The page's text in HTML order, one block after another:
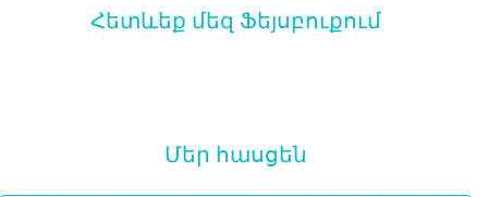
Հետևեք մեզ Ֆեյսբուքում
Մեր հասցեն